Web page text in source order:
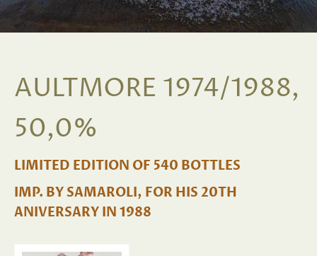
AULTMORE 1974/1988,
50,0%
LIMITED EDITION OF 540 BOTTLES
IMP. BY SAMAROLI, FOR HIS 20TH
ANIVERSARY IN 1988